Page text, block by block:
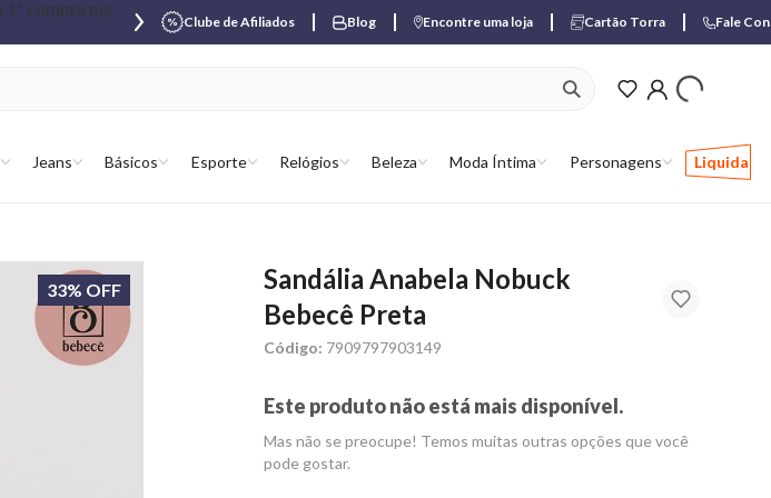
Clube de Afiliados Blog Encontre uma loja Cartão Torra Fale
Jeans Básicos Esporte Relógios Beleza Moda Íntima Personagens Liquida
ver produtos
33% OFF
Sandália Anabela Nobuck
Bebecê Preta
Código: 7909797903149
Este produto não está mais disponível.
Mas não se preocupe! Temos muitas outras opções que você
pode gostar.